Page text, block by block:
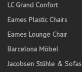
LC Grand Confort
Eames Plastic Chairs
Eames Lounge Chair
Barcelona Möbel
Jacobsen Stühle & Sofas